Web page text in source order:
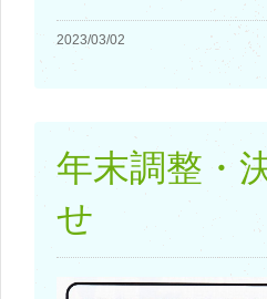
2023/03/02
年末調整・
せ